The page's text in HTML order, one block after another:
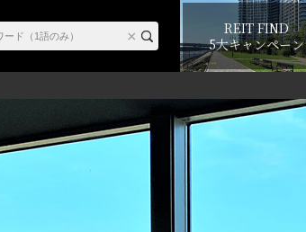
REIT FIND
5大キャンペーン